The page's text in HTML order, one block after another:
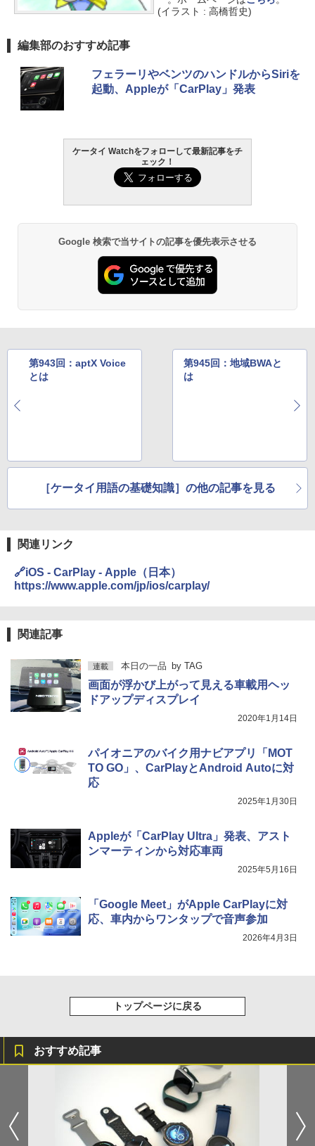
(イラスト : 高橋哲史)
編集部のおすすめ記事
フェラーリやベンツのハンドルからSiriを
起動、Appleが「CarPlay」発表
ケータイ Watchをフォローして最新記事をチ
ェック！
Google 検索で当サイトの記事を優先表示させる
第943回：aptX Voice
とは
第945回：地域BWAと
は
［ケータイ用語の基礎知識］の他の記事を見る
関連リンク
🔗iOS - CarPlay - Apple（日本）
https://www.apple.com/jp/ios/carplay/
関連記事
連載 本日の一品 by TAG
画面が浮かび上がって見える車載用ヘッ
ドアップディスプレイ
2020年1月14日
パイオニアのバイク用ナビアプリ「MOT
TO GO」、CarPlayとAndroid Autoに対
応
2025年1月30日
Appleが「CarPlay Ultra」発表、アスト
ンマーティンから対応車両
2025年5月16日
「Google Meet」がApple CarPlayに対
応、車内からワンタップで音声参加
2026年4月3日
トップページに戻る
おすすめ記事